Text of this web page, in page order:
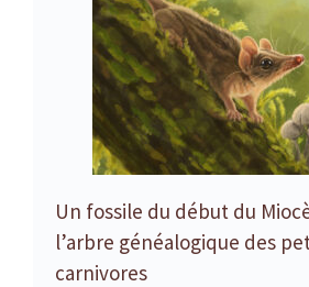
Un fossile du début du
l’arbre généalogique des
carnivores